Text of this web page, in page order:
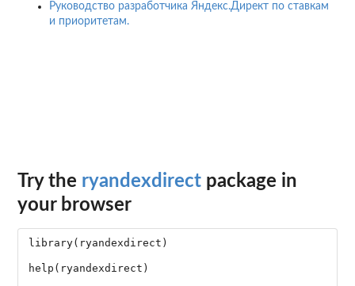
Руководство разработчика Яндекс.Директ по ставкам
и приоритетам.
Try the ryandexdirect package in
your browser